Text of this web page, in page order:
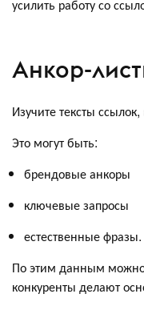
усилить работу со
Анкор-
Изучите тексты
Это могут быть:
брендовые анкоры
ключевые запросы
естественные фразы.
По этим данным можно
конкуренты делают